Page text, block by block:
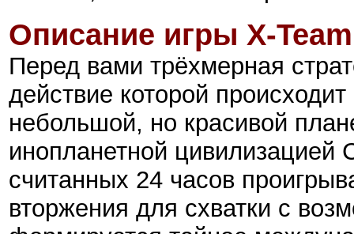
Описание игры X-
Перед вами трёхмерная
действие которой
небольшой, но красивой
инопланетной цивилизацией
считанных 24 часов
вторжения для схватки с